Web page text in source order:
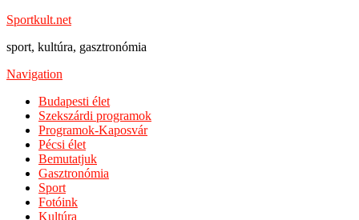
Sportkult.net
sport, kultúra, gasztronómia
Navigation
Budapesti élet
Szekszárdi programok
Programok-Kaposvár
Pécsi élet
Bemutatjuk
Gasztronómia
Sport
Fotóink
Kultúra